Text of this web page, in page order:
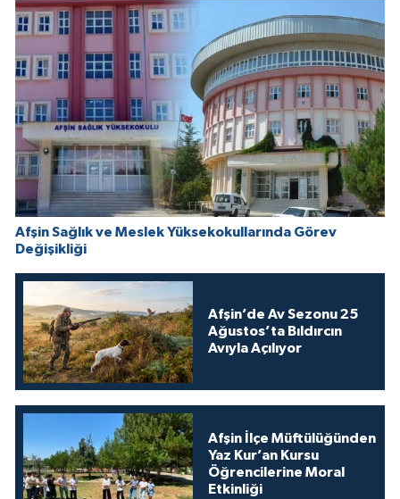
Afşin Sağlık ve Meslek Yüksekokullarında Görev
Değişikliği
Afşin’de Av Sezonu 25
Ağustos’ta Bıldırcın
Avıyla Açılıyor
Afşin İlçe Müftülüğünden
Yaz Kur’an Kursu
Öğrencilerine Moral
Etkinliği